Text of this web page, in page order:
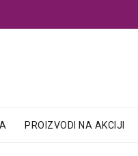
PROIZVODI NA AKCIJI